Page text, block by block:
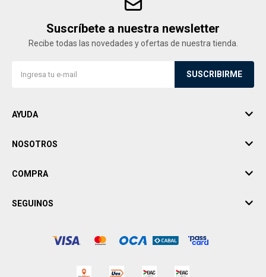
Suscríbete a nuestra newsletter
Recibe todas las novedades y ofertas de nuestra tienda.
SUSCRIBIRME
AYUDA
NOSOTROS
COMPRA
SEGUINOS